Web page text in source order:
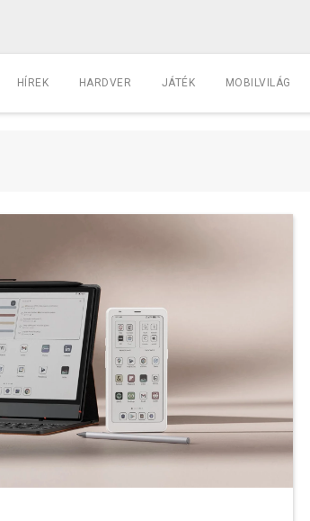
HÍREK HARDVER JÁTÉK MOBILVILÁG